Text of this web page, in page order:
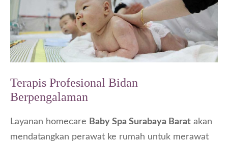
Terapis Profesional Bidan
Berpengalaman
Layanan homecare Baby Spa Surabaya Barat akan
mendatangkan perawat ke rumah untuk merawat